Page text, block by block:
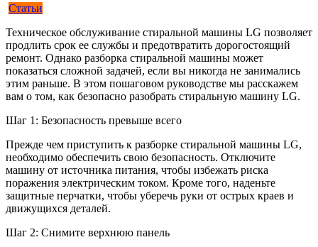
Статьи
Техническое обслуживание стиральной машины LG позволяет
продлить срок ее службы и предотвратить дорогостоящий
ремонт. Однако разборка стиральной машины может
показаться сложной задачей, если вы никогда не занимались
этим раньше. В этом пошаговом руководстве мы расскажем
вам о том, как безопасно разобрать стиральную машину LG.
Шаг 1: Безопасность превыше всего
Прежде чем приступить к разборке стиральной машины LG,
необходимо обеспечить свою безопасность. Отключите
машину от источника питания, чтобы избежать риска
поражения электрическим током. Кроме того, наденьте
защитные перчатки, чтобы уберечь руки от острых краев и
движущихся деталей.
Шаг 2: Снимите верхнюю панель